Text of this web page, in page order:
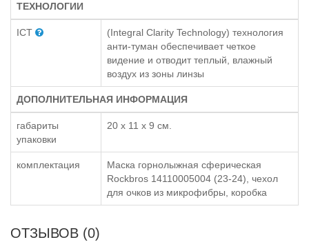
ТЕХНОЛОГИИ
ICT
(Integral Clarity Technology) технология
анти-туман обеспечивает четкое
видение и отводит теплый, влажный
воздух из зоны линзы
ДОПОЛНИТЕЛЬНАЯ ИНФОРМАЦИЯ
габариты
упаковки
20 x 11 x 9 см.
комплектация
Маска горнолыжная сферическая
Rockbros 14110005004 (23-24), чехол
для очков из микрофибры, коробка
ОТЗЫВОВ (0)